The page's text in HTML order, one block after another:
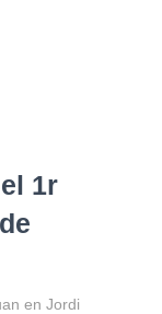
1r
en Jordi